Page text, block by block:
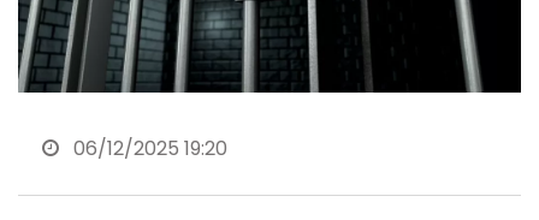
06/12/2025 19:20